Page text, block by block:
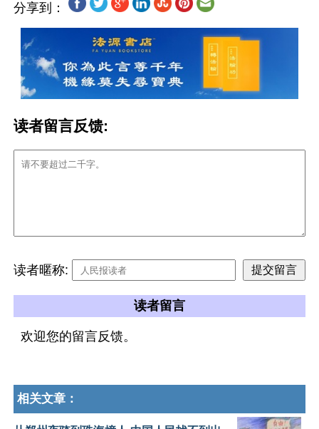
分享到：
读者留言反馈:
读者暱称:
读者留言
欢迎您的留言反馈。
相关文章：